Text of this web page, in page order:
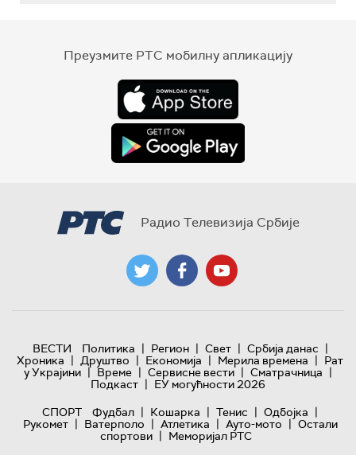
Преузмите РТС мобилну апликацију
Радио Телевизија Србије
ВЕСТИ Политика | Регион | Свет | Србија данас |
Хроника | Друштво | Економија | Мерила времена | Рат
у Украјини | Време | Сервисне вести | Сматрачница |
Подкаст | ЕУ могућности 2026
СПОРТ
Фудбал | Кошарка | Тенис | Одбојка |
Рукомет | Ватерполо | Атлетика | Ауто-мото | Остали
спортови | Меморијал РТС